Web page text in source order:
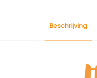
Beschrijving